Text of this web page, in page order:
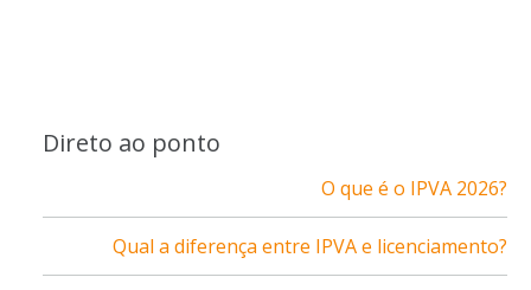
Direto ao ponto
O que é o IPVA 2026?
Qual a diferença entre IPVA e licenciamento?